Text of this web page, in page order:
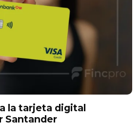
la tarjeta digital
Santander